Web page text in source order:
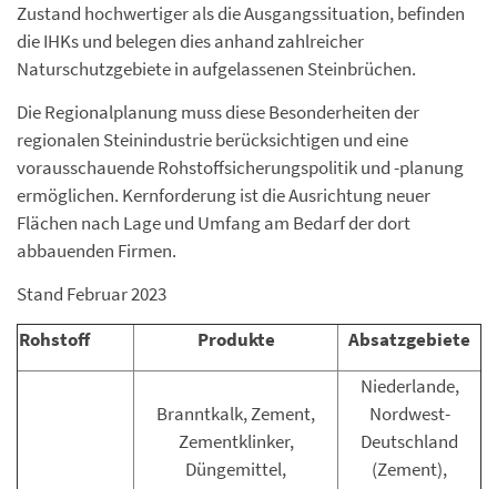
Zustand hochwertiger als die Ausgangssituation, befinden
die IHKs und belegen dies anhand zahlreicher
Naturschutzgebiete in aufgelassenen Steinbrüchen.
Die Regionalplanung muss diese Besonderheiten der
regionalen Steinindustrie berücksichtigen und eine
vorausschauende Rohstoffsicherungspolitik und -planung
ermöglichen. Kernforderung ist die Ausrichtung neuer
Flächen nach Lage und Umfang am Bedarf der dort
abbauenden Firmen.
Stand Februar 2023
Rohstoff
Produkte Absatzgebiete
Branntkalk, Zement,
Zementklinker,
Düngemittel,
Niederlande,
Nordwest-
Deutschland
(Zement),